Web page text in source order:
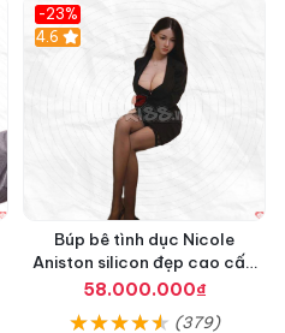
-23%
4.6
Búp bê tình dục Nicole
Aniston silicon đẹp cao cấp
giá tốt
58.000.000₫
(379)